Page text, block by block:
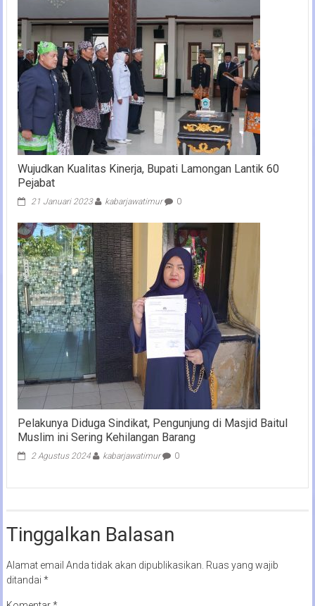
Wujudkan Kualitas Kinerja, Bupati Lamongan Lantik 60
Pejabat
21 Januari 2023 kabarjawatimur 0
Pelakunya Diduga Sindikat, Pengunjung di Masjid Baitul
Muslim ini Sering Kehilangan Barang
2 Agustus 2024 kabarjawatimur 0
Tinggalkan Balasan
Alamat email Anda tidak akan dipublikasikan. Ruas yang wajib
ditandai *